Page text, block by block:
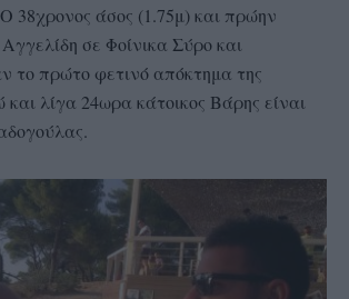
38χρονος άσος (1.75μ) και πρώην
σε Φοίνικα Σύρο και
το πρώτο φετινό απόκτημα της
λίγα 24ωρα κάτοικος Βάρης είναι